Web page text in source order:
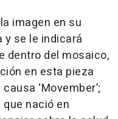
imagen en su
se le indicará
dentro del mosaico,
en esta pieza
‘Movember’;
nació en